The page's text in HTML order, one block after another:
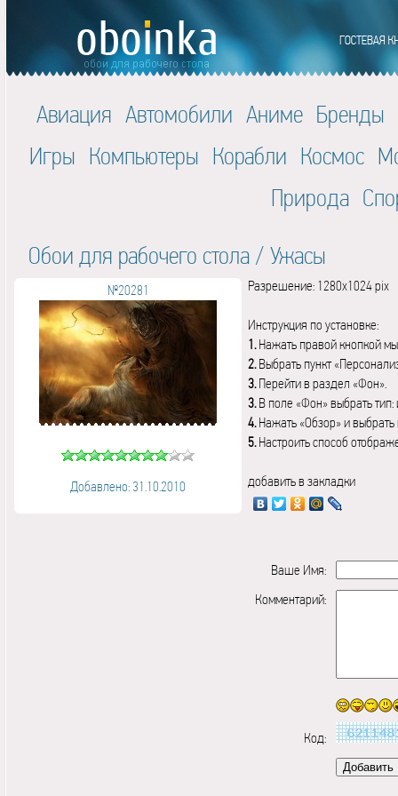
Авиация Автомобили Аниме Бренды
Игры Компьютеры Корабли Космос
Природа
Обои для рабочего стола / Ужасы
№20281
Добавлено: 31.10.2010
Разрешение: 1280x1024 pix
Инструкция по установке:
1.Нажать правой кнопкой
2.Выбрать пункт
3.Перейти в раздел «Фон».
3.В поле «Фон» выбрать
4.Нажать «Обзор» и выбрать
5.Настроить способ
добавить в закладки
Ваше Имя:
Комментарий:
Код: